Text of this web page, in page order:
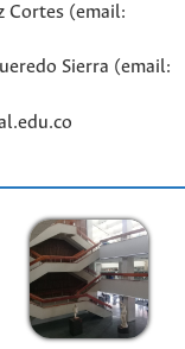
Cortes (email:
Sierra (email: